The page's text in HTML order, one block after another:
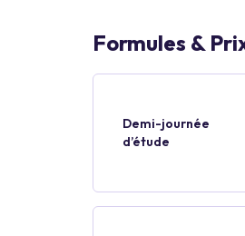
Formules &
Demi-journée
d’étude